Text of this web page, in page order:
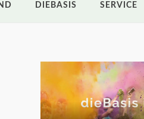
DIEBASIS SERVICE